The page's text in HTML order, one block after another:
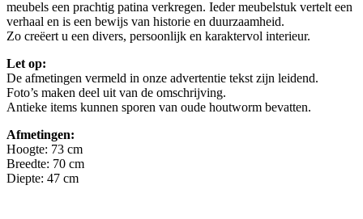
meubels een prachtig patina verkregen. Ieder meubelstuk vertelt een
verhaal en is een bewijs van historie en duurzaamheid.
Zo creëert u een divers, persoonlijk en karaktervol interieur.
Let op:
De afmetingen vermeld in onze advertentie tekst zijn leidend.
Foto’s maken deel uit van de omschrijving.
Antieke items kunnen sporen van oude houtworm bevatten.
Afmetingen:
Hoogte: 73 cm
Breedte: 70 cm
Diepte: 47 cm